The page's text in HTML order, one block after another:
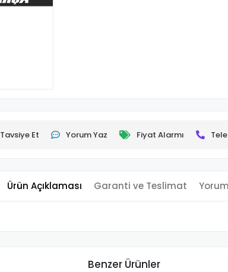
Tavsiye Et Yorum Yaz Fiyat Alarmı
Ürün Açıklaması Garanti ve Teslimat
Benzer Ürünler